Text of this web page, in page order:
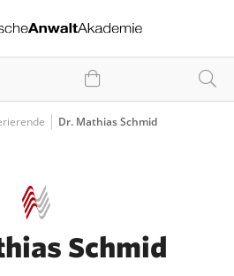
Dr. Mathias Schmid
Schmid